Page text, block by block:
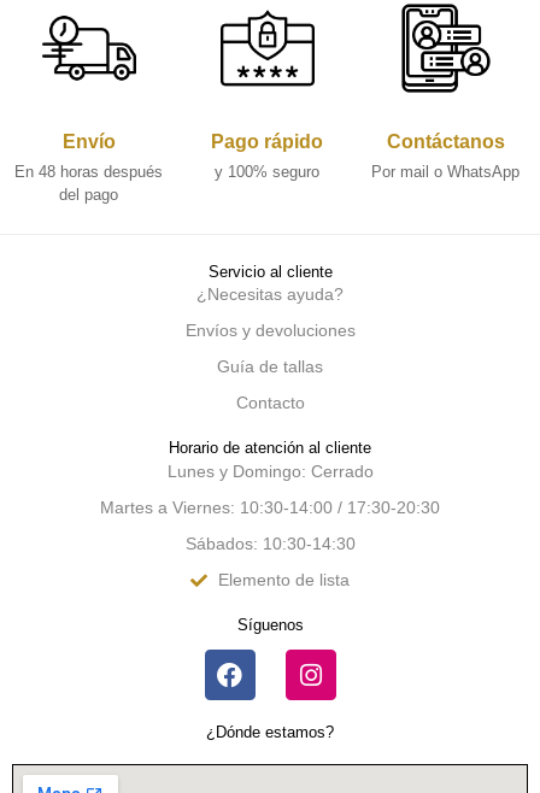
Envío
En 48 horas después
del pago
Pago rápido
y 100% seguro
Contáctanos
Por mail o WhatsApp
Servicio al cliente
¿Necesitas ayuda?
Envíos y devoluciones
Guía de tallas
Contacto
Horario de atención al cliente
Lunes y Domingo: Cerrado
Martes a Viernes: 10:30-14:00 / 17:30-20:30
Sábados: 10:30-14:30
Elemento de lista
Síguenos
¿Dónde estamos?